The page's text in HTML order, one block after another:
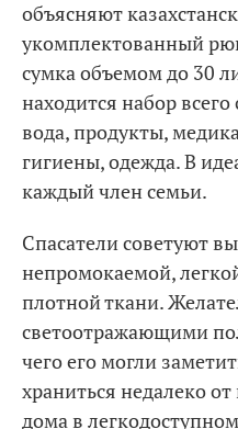
объясняют
укомплектованный
сумка объемом до 30
находится набор
вода, продукты,
гигиены, одежда. В
каждый член семьи.
Спасатели советуют
непромокаемой,
плотной ткани.
светоотражающими
чего его могли
храниться недалеко
дома в